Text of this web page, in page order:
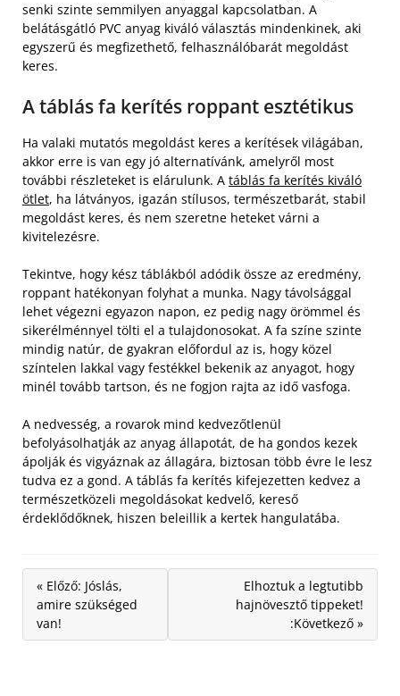
senki szinte semmilyen anyaggal kapcsolatban. A
belátásgátló PVC anyag kiváló választás mindenkinek, aki
egyszerű és megfizethető, felhasználóbarát megoldást
keres.
A táblás fa kerítés roppant esztétikus
Ha valaki mutatós megoldást keres a kerítések világában,
akkor erre is van egy jó alternatívánk, amelyről most
további részleteket is elárulunk. A táblás fa kerítés kiváló
ötlet, ha látványos, igazán stílusos, természetbarát, stabil
megoldást keres, és nem szeretne heteket várni a
kivitelezésre.
Tekintve, hogy kész táblákból adódik össze az eredmény,
roppant hatékonyan folyhat a munka. Nagy távolsággal
lehet végezni egyazon napon, ez pedig nagy örömmel és
sikerélménnyel tölti el a tulajdonosokat. A fa színe szinte
mindig natúr, de gyakran előfordul az is, hogy közel
színtelen lakkal vagy festékkel bekenik az anyagot, hogy
minél tovább tartson, és ne fogjon rajta az idő vasfoga.
A nedvesség, a rovarok mind kedvezőtlenül
befolyásolhatják az anyag állapotát, de ha gondos kezek
ápolják és vigyáznak az állagára, biztosan több évre le lesz
tudva ez a gond. A táblás fa kerítés kifejezetten kedvez a
természetközeli megoldásokat kedvelő, kereső
érdeklődőknek, hiszen beleillik a kertek hangulatába.
« Előző: Jóslás,
amire szükséged
van!
Elhoztuk a legtutibb
hajnövesztő tippeket!
:Következő »